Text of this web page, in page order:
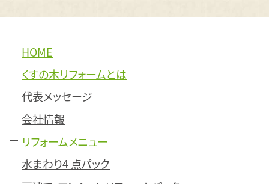
HOME
くすの木リフォームとは
代表メッセージ
会社情報
リフォームメニュー
水まわり4 点パック